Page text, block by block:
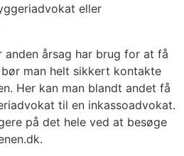
eller
anden årsag har brug for at få
man helt sikkert kontakte
Her kan man blandt andet få
til en inkassoadvokat.
på det hele ved at besøge